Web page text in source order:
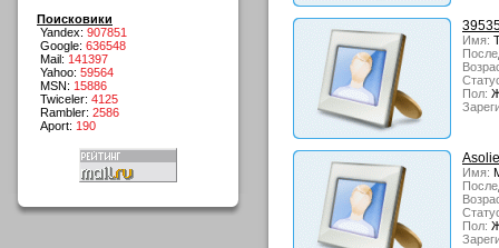
Поисковики
Yandex: 907851
Google: 636548
Mail: 141397
Yahoo: 59564
MSN: 15886
Twiceler: 4125
Rambler: 2586
Aport: 190
Имя:
Пол:
Asolie
Имя:
Пол: